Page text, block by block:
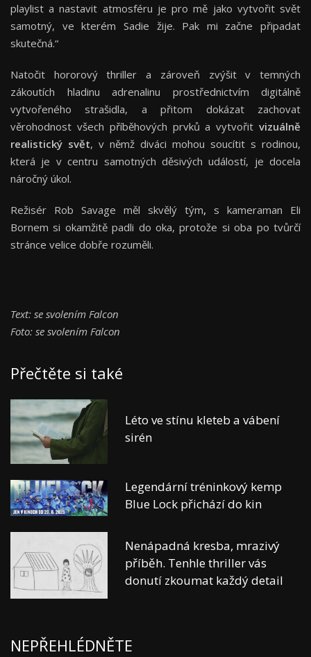
playlist a nastavit atmosféru je pro mě jako vytvořit svět
samotný, ve kterém Sadie žije. Pak mi začne připadat
skutečná.“
Natočit hororový thriller a zároveň zvýšit v temných
zákoutích hladinu adrenalinu prostřednictvím digitálně
vytvořeného strašidla, a přitom dokázat zachovat
věrohodnost všech příběhových prvků a vytvořit vizuálně
realistický svět, v němž diváci mohou soucítit s rodinou,
která je v centru samotných děsivých událostí, je docela
náročný úkol.
Režisér Rob Savage měl skvělý tým, s kameraman Eli
Bornem si okamžitě padli do oka, protože si oba po tvůrčí
stránce velice dobře rozuměli.
Text: se svolením Falcon
Foto: se svolením Falcon
Přečtěte si také
Léto ve stínu kleteb a vábení
sirén
Legendární tréninkový kemp
Blue Lock přichází do kin
Nenápadná kresba, mrazivý
příběh. Tenhle thriller vás
donutí zkoumat každý detail
NEPŘEHLÉDNĚTE